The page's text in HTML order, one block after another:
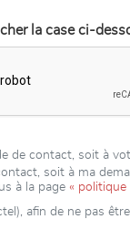
la case ci-
de contact, soit à
soit à ma
à la page « politique
afin de ne pas